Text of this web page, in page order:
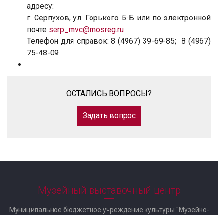
адресу:
г. Серпухов, ул. Горького 5-Б или по электронной
почте serp_mvc@mosreg.ru
Телефон для справок: 8 (4967) 39-69-85; 8 (4967)
75-48-09
ОСТАЛИСЬ ВОПРОСЫ?
Задать вопрос
Музейный выставочный центр
Муниципальное бюджетное учреждение культуры "Музейно-